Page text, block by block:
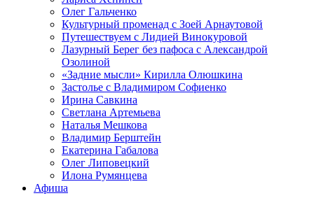
Олег Гальченко
Культурный променад с Зоей Арнаутовой
Путешествуем с Лидией Винокуровой
Лазурный Берег без пафоса с Александрой
Озолиной
«Задние мысли» Кирилла Олюшкина
Застолье с Владимиром Софиенко
Ирина Савкина
Светлана Артемьева
Наталья Мешкова
Владимир Берштейн
Екатерина Габалова
Олег Липовецкий
Илона Румянцева
Афиша